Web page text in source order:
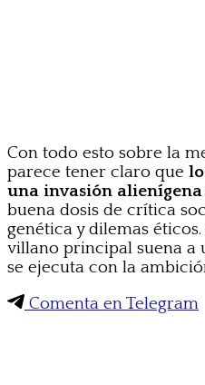
Con todo esto sobre la
parece tener claro que
una invasión
buena dosis de crítica
genética y dilemas éticos.
villano principal suena a
se ejecuta con la
Comenta en Telegram